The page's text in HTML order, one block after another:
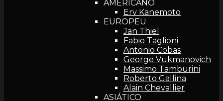
AMERICANO
Erv Kanemoto
EUROPEU
Jan Thiel
Fabio Taglioni
Antonio Cobas
George Vukmanovich
Massimo Tamburini
Roberto Gallina
Alain Chevallier
ASIÁTICO